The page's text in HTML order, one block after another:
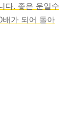
다. 좋은 운일수
배가 되어 돌아